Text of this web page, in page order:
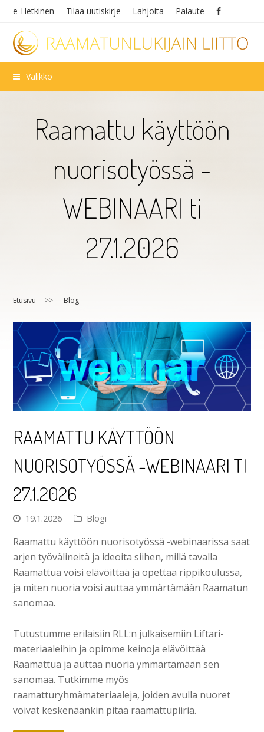
e-Hetkinen Tilaa uutiskirje Lahjoita Palaute
Valikko
Raamattu käyttöön
nuorisotyössä -
WEBINAARI ti
27.1.2026
Etusivu >> Blog
RAAMATTU KÄYTTÖÖN
NUORISOTYÖSSÄ -WEBINAARI TI
27.1.2026
19.1.2026 Blogi
Raamattu käyttöön nuorisotyössä -webinaarissa saat
arjen työvälineitä ja ideoita siihen, millä tavalla
Raamattua voisi elävöittää ja opettaa rippikoulussa,
ja miten nuoria voisi auttaa ymmärtämään Raamatun
sanomaa.
Tutustumme erilaisiin RLL:n julkaisemiin Liftari-
materiaaleihin ja opimme keinoja elävöittää
Raamattua ja auttaa nuoria ymmärtämään sen
sanomaa. Tutkimme myös
raamatturyhmämateriaaleja, joiden avulla nuoret
voivat keskenäänkin pitää raamattupiiriä.